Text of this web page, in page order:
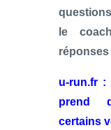
le
réponses
u-run.fr :
prend
certains